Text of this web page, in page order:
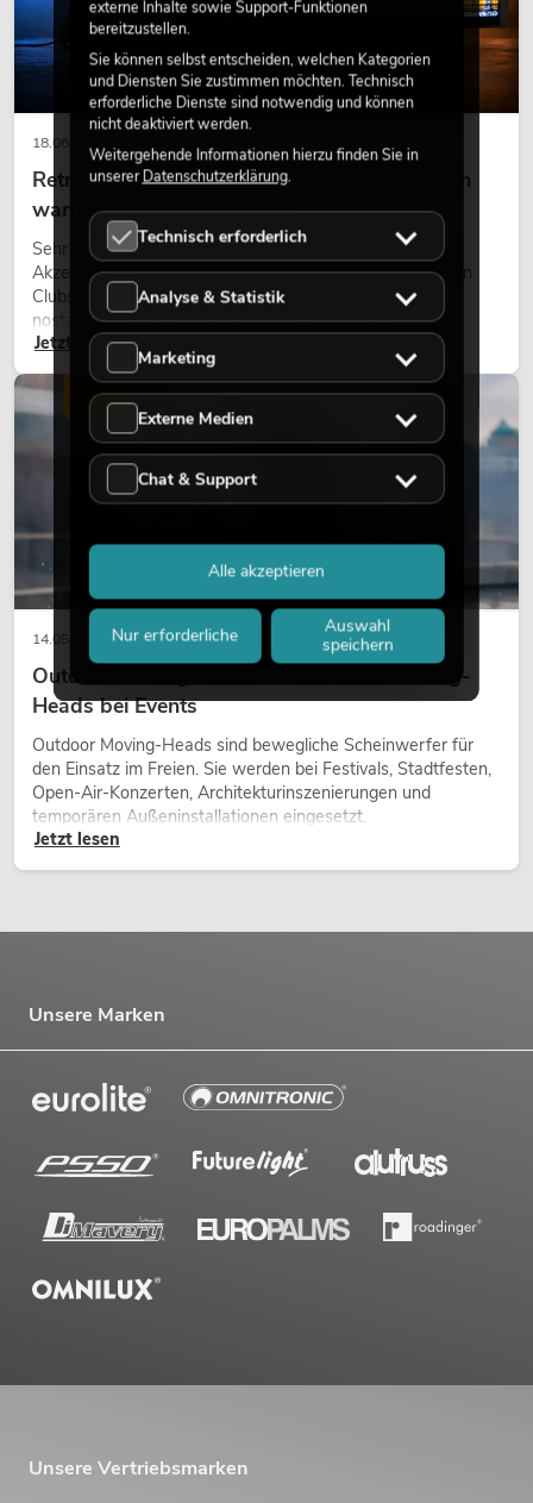
18.06.2026
Retro-Licht im modernen Lichtdesign: Warum
warmes Licht wieder wirkt
Sehr warmes Licht, sichtbare Leuchtflächen und farbige
Akzente prägen viele aktuelle Lichtdesigns auf Bühnen, in
Clubs und bei Events. Retro-Licht ist dabei kein rein
nostalgischer Effekt, sondern ein bewusst eingesetztes
Gestaltungsmittel: Es schafft Atmosphäre, gibt Szenen
Charakter und kann technische LED-Setups emotionaler
wirken lassen.
Jetzt lesen
14.05.2026
Outdoor Moving-Heads: Wetterfeste Moving-
Heads bei Events
Outdoor Moving-Heads sind bewegliche Scheinwerfer für
den Einsatz im Freien. Sie werden bei Festivals, Stadtfesten,
Open-Air-Konzerten, Architekturinszenierungen und
temporären Außeninstallationen eingesetzt.
Jetzt lesen
LICHT
Unsere Marken
Unsere Vertriebsmarken
externe Inhalte sowie Support-Funktionen
bereitzustellen.
Sie können selbst entscheiden, welchen Kategorien
und Diensten Sie zustimmen möchten. Technisch
erforderliche Dienste sind notwendig und können
nicht deaktiviert werden.
Weitergehende Informationen hierzu finden Sie in
unsererDatenschutzerklärung.
Technisch erforderlich
Analyse & Statistik
Marketing
Externe Medien
Chat & Support
Nur erforderliche
Auswahl
speichern
Alle akzeptieren